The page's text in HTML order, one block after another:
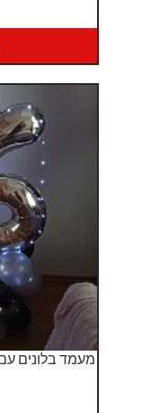
מעמד בלונים